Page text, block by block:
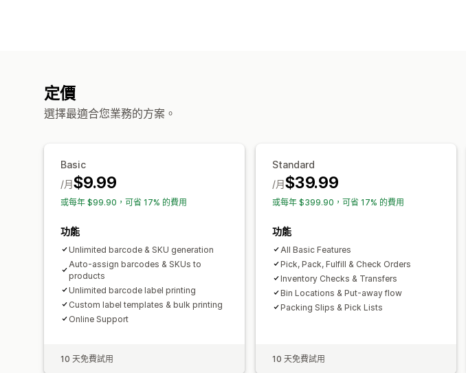
定價
選擇最適合您業務的方案。
Basic
$9.99
/月
或每年 $99.90，可省 17% 的費用
功能
Unlimited barcode & SKU generation
Auto-assign barcodes & SKUs to
products
Unlimited barcode label printing
Custom label templates & bulk printing
Online Support
10 天免費試用
Standard
$39.99
/月
或每年 $399.90，可省 17% 的費用
功能
All Basic Features
Pick, Pack, Fulfill & Check Orders
Inventory Checks & Transfers
Bin Locations & Put-away flow
Packing Slips & Pick Lists
10 天免費試用